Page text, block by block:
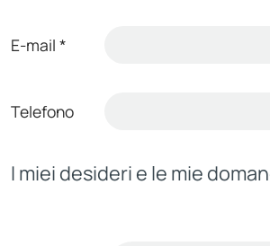
E-mail *
Telefono
I miei desideri e le mie